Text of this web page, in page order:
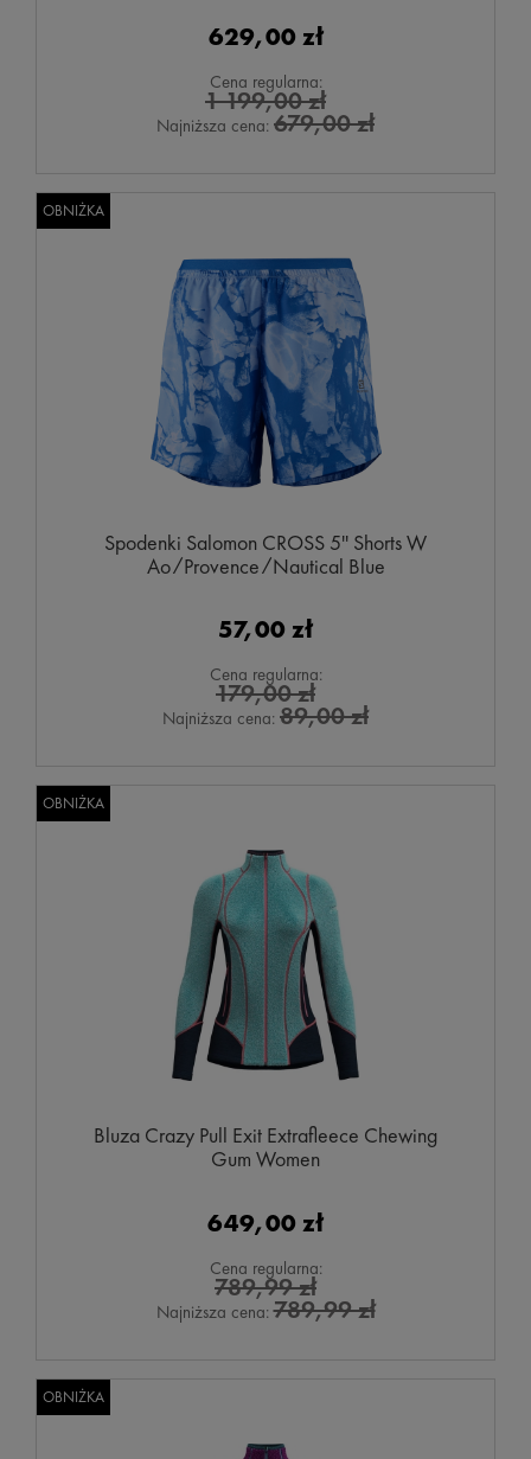
629,00 zł
Cena regularna:
1 199,00 zł
Najniższa cena: 679,00 zł
Spodenki Salomon CROSS 5'' Shorts W
Ao/Provence/Nautical Blue
57,00 zł
Cena regularna:
179,00 zł
Najniższa cena: 89,00 zł
OBNIŻKA
Bluza Crazy Pull Exit Extrafleece Chewing
Gum Women
649,00 zł
Cena regularna:
789,99 zł
Najniższa cena:789,99 zł
OBNIŻKA
OBNIŻKA